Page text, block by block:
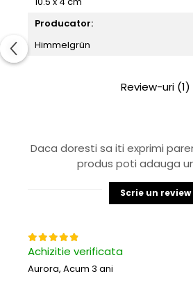
Producator:
Himmelgrün
Review-uri (1)
Daca doresti sa iti exprimi
produs poti adauga
Scrie un review
Achizitie verificata
Aurora, Acum 3 ani